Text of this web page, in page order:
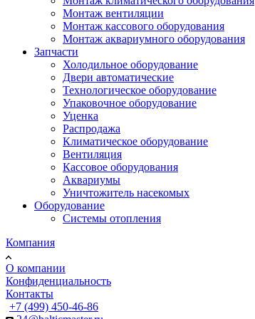
Монтаж вентиляции
Монтаж кассового оборудования
Монтаж аквариумного оборудования
Запчасти
Холодильное оборудование
Двери автоматические
Технологическое оборудование
Упаковочное оборудование
Уценка
Распродажа
Климатическое оборудование
Вентиляция
Кассовое оборудования
Аквариумы
Уничтожитель насекомых
Оборудование
Системы отопления
Компания
О компании
Конфиденциальность
Контакты
+7 (499) 450-46-86